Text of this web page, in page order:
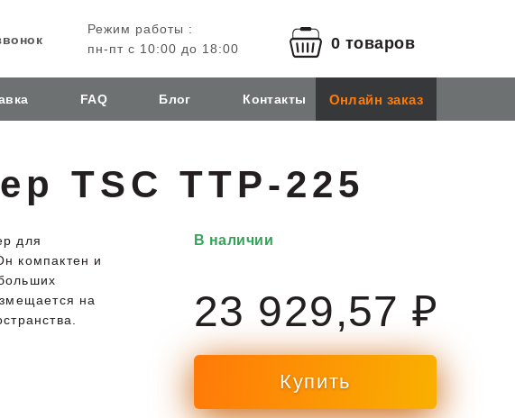
Режим работы :
пн-пт с 10:00 до 18:00
0 товаров
FAQ Блог Контакты Онлайн заказ
TSC TTP-225
для
компактен и
на
В наличии
23 929,57 ₽